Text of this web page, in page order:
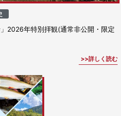
2026年特別拝観(通常非公開・限定
詳しく読む